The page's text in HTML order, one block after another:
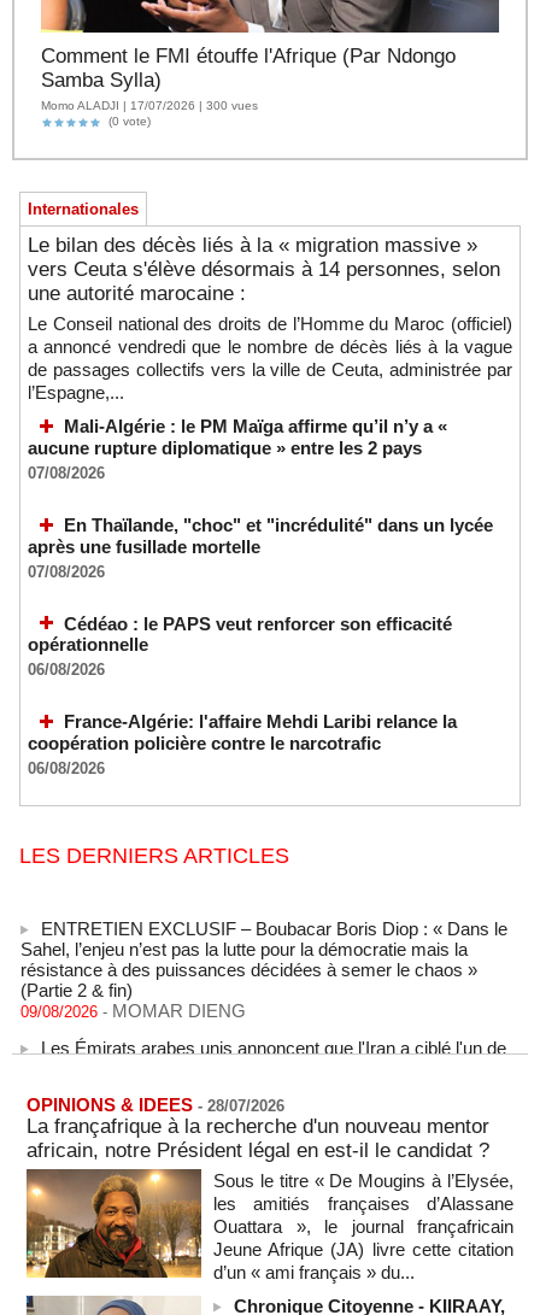
Comment le FMI étouffe l'Afrique (Par Ndongo
Samba Sylla)
Momo ALADJI | 17/07/2026 | 300 vues
(0 vote)
Internationales
Le bilan des décès liés à la « migration massive »
vers Ceuta s'élève désormais à 14 personnes, selon
une autorité marocaine :
Le Conseil national des droits de l’Homme du Maroc (officiel)
a annoncé vendredi que le nombre de décès liés à la vague
de passages collectifs vers la ville de Ceuta, administrée par
l’Espagne,...
Mali-Algérie : le PM Maïga affirme qu’il n’y a «
aucune rupture diplomatique » entre les 2 pays
07/08/2026
En Thaïlande, "choc" et "incrédulité" dans un lycée
après une fusillade mortelle
07/08/2026
Cédéao : le PAPS veut renforcer son efficacité
opérationnelle
06/08/2026
France-Algérie: l'affaire Mehdi Laribi relance la
coopération policière contre le narcotrafic
06/08/2026
LES DERNIERS ARTICLES
Sahel, l’enjeu n’est pas la lutte pour la démocratie mais la
résistance à des puissances décidées à semer le chaos »
(Partie 2 & fin)
09/08/2026 -MOMAR DIENG
leurs navires avec un missile dans le détroit d'Ormuz
Le bilan des décès liés à la « migration massive » vers
Ceuta s'élève désormais à 14 personnes, selon une autorité
marocaine :
08/08/2026 -
Sénégal - Une revue de presse du 8 août 2026 (Par IA)
08/08/2026 -MOMO ALADJI
SENEGAL - Les Unes de la presse quotidienne du 8/9 août
2026
08/08/2026 -MOMO ALADJI
OPINIONS & IDEES - 28/07/2026
La françafrique à la recherche d'un nouveau mentor
africain, notre Président légal en est-il le candidat ?
Sous le titre « De Mougins à l’Elysée,
les amitiés françaises d’Alassane
Ouattara », le journal françafricain
Jeune Afrique (JA) livre cette citation
d’un « ami français » du...
Chronique Citoyenne - KIIRAAY,